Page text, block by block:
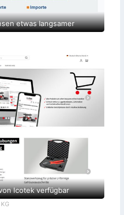
etwas langsamer
Icotek verfügbar